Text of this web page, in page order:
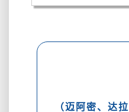
（迈阿密、达